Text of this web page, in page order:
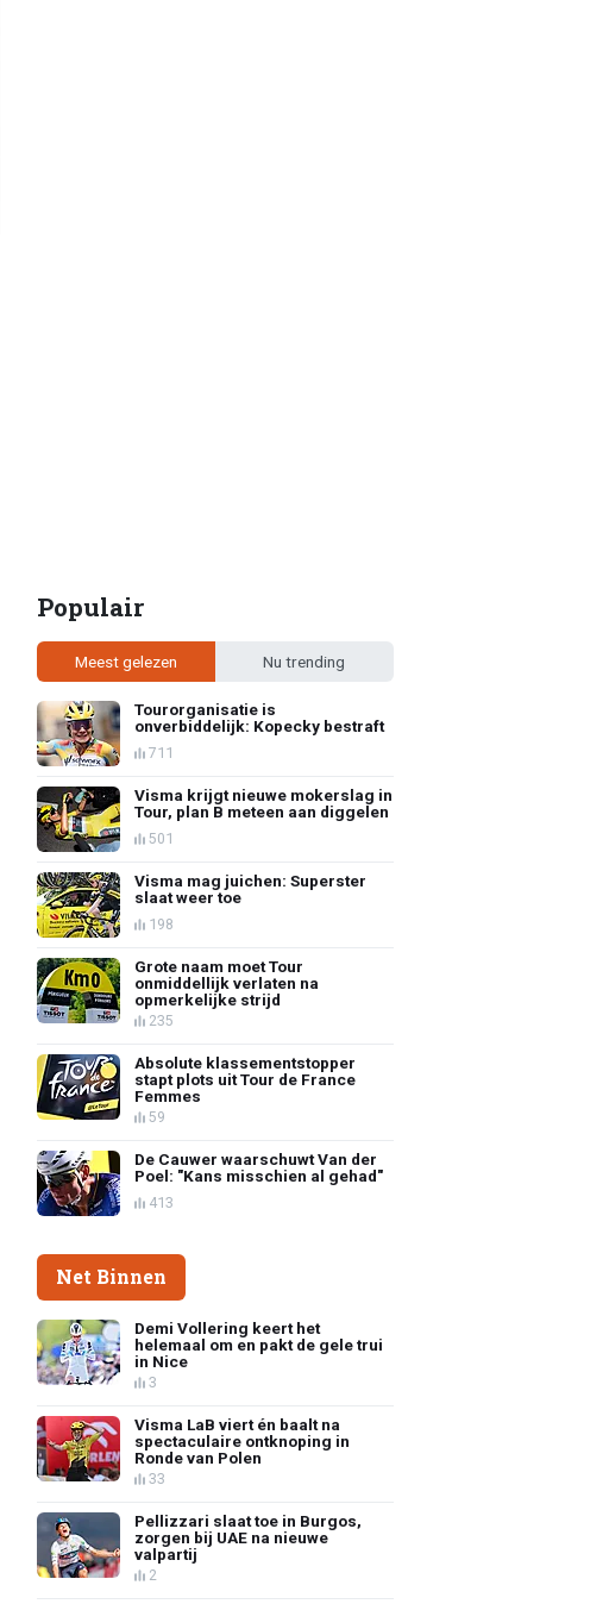
Populair
Meest gelezen Nu trending
Tourorganisatie is
onverbiddelijk: Kopecky bestraft
711
Visma krijgt nieuwe mokerslag in
Tour, plan B meteen aan diggelen
501
Visma mag juichen: Superster
slaat weer toe
198
Grote naam moet Tour
onmiddellijk verlaten na
opmerkelijke strijd
235
Absolute klassementstopper
stapt plots uit Tour de France
Femmes
59
De Cauwer waarschuwt Van der
Poel: "Kans misschien al gehad"
413
Net Binnen
Demi Vollering keert het
helemaal om en pakt de gele trui
in Nice
3
Visma LaB viert én baalt na
spectaculaire ontknoping in
Ronde van Polen
33
Pellizzari slaat toe in Burgos,
zorgen bij UAE na nieuwe
valpartij
2